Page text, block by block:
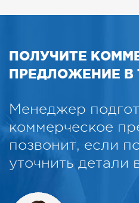
ПОЛУЧИТЕ
ПРЕДЛОЖЕНИЕ В
Менеджер
коммерческое
позвонит, если
уточнить детали